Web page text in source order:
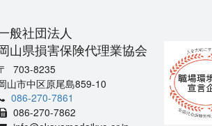
般社団法人
山県損害保険代理業協会
703-8235
山市中区原尾島859-10
086-270-7861
086-270-7862